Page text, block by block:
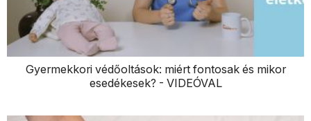
Gyermekkori védőoltások: miért fontosak és mikor
esedékesek? - VIDEÓVAL